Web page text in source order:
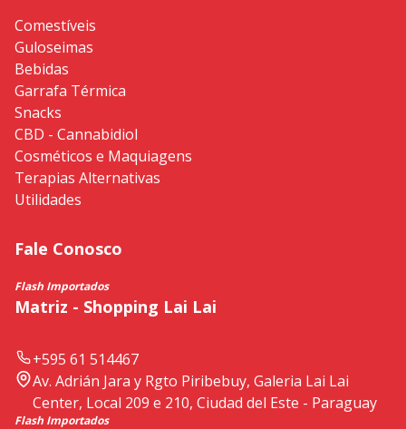
Comestíveis
Guloseimas
Bebidas
Garrafa Térmica
Snacks
CBD - Cannabidiol
Cosméticos e Maquiagens
Terapias Alternativas
Utilidades
Fale Conosco
Flash Importados
Matriz - Shopping Lai Lai
+595 61 514467
Av. Adrián Jara y Rgto Piribebuy, Galeria Lai Lai
Center, Local 209 e 210, Ciudad del Este - Paraguay
Flash Importados